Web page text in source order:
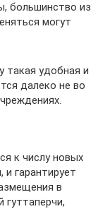
большинство из
могут
такая удобная и
далеко не во
к числу новых
гарантирует
в
гуттаперчи,